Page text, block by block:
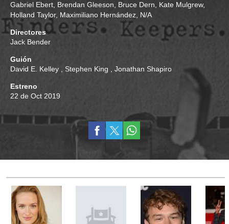
Gabriel Ebert Brendan Gleeson Bruce Dern Kate Mulgrew,
Holland Taylor, Maximiliano Hernández N/A
Directores
Jack Bender
Guión
David E. Kelley
Stephen King Jonathan Shapiro
Estreno
22 de Oct 2019